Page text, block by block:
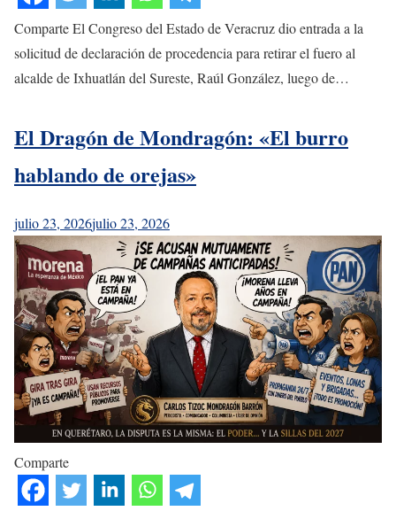
Comparte El Congreso del Estado de Veracruz dio entrada a la
solicitud de declaración de procedencia para retirar el fuero al
alcalde de Ixhuatlán del Sureste, Raúl González, luego de…
El Dragón de Mondragón: «El burro
hablando de orejas»
julio 23, 2026julio 23, 2026
Comparte